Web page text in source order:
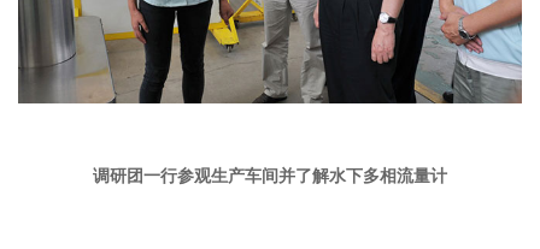
调研团一行参观生产车间并了解水下多相流量计